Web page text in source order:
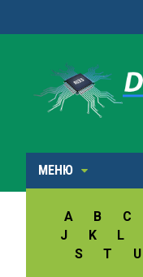
МЕНЮ
A B C
J
K L
S
T U